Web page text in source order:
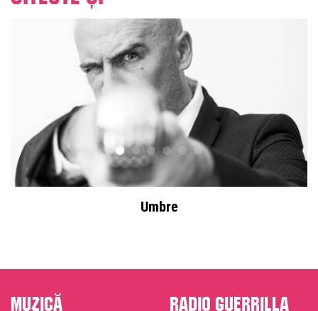
Umbre
Muzică Radio Guerrilla